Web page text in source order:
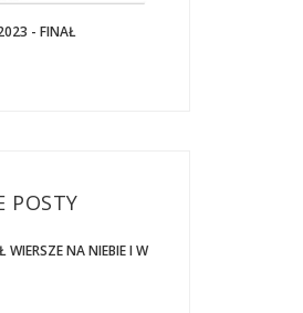
- FINAŁ
POSTY
NA NIEBIE I W